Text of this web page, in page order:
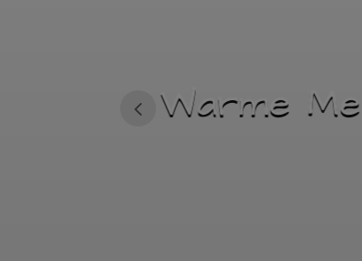
Vario
(kalt-